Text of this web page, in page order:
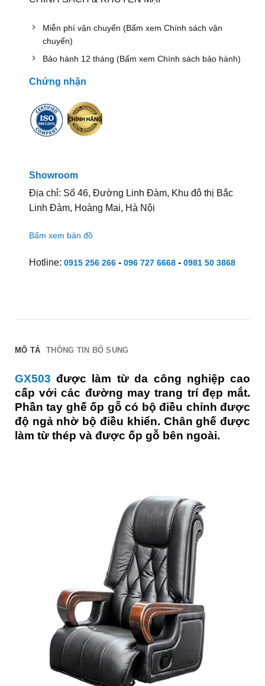
Miễn phí vận chuyển (Bấm xem Chính sách vận
chuyển)
Bảo hành 12 tháng (Bấm xem Chính sách bảo hành)
Chứng nhận
Showroom
Địa chỉ: Số 46, Đường Linh Đàm, Khu đô thị Bắc
Linh Đàm, Hoàng Mai, Hà Nội
Bấm xem bản đồ
Hotline: 0915 256 266- 096 727 6668- 0981 50 3868
MÔ TẢ THÔNG TIN BỔ SUNG
GX503 được làm từ da công nghiệp cao
cấp với các đường may trang trí đẹp mắt.
Phần tay ghế ốp gỗ có bộ điều chỉnh được
độ ngả nhờ bộ điều khiển. Chân ghế được
làm từ thép và được ốp gỗ bên ngoài.